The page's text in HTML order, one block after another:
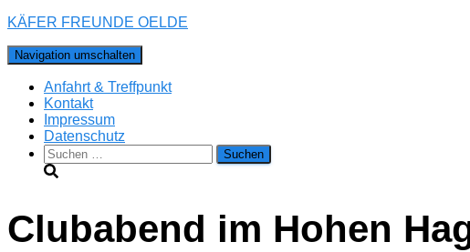
KÄFER FREUNDE OELDE
Navigation umschalten
Anfahrt & Treffpunkt
Kontakt
Impressum
Datenschutz
Suchen
nach:
Clubabend im Hohen